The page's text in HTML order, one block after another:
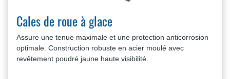
Cales de roue à glace
Assure une tenue maximale et une protection anticorrosion
optimale. Construction robuste en acier moulé avec
revêtement poudré jaune haute visibilité.